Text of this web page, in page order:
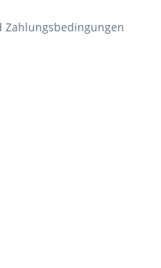
Zahlungsbedingungen